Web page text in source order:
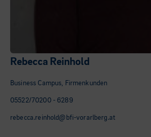
Rebecca Reinhold
Business Campus, Firmenkunden
05522/70200 - 6289
rebecca.reinhold@bfi-vorarlberg.at